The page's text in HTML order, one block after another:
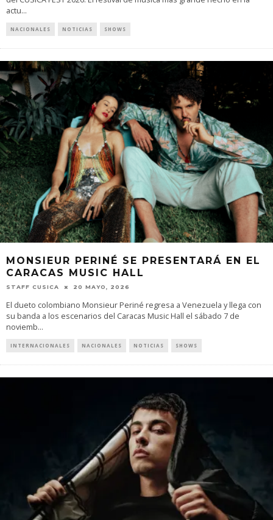
actu...
NACIONALES NOTICIAS SHOWS
MONSIEUR PERINÉ SE PRESENTARÁ EN EL
CARACAS MUSIC HALL
STAFF CUSICA 20 MAYO, 2026
El dueto colombiano Monsieur Periné regresa a Venezuela y llega con
su banda a los escenarios del Caracas Music Hall el sábado 7 de
noviemb...
INTERNACIONALES NACIONALES NOTICIAS SHOWS